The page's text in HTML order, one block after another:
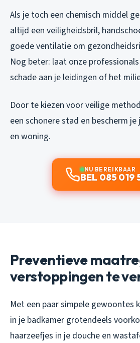
Als je toch een chemisch middel
altijd een veiligheidsbril,
goede ventilatie om
Nog beter: laat onze
schade aan je leidingen of het
Door te kiezen voor veilige
een schonere stad en bescherm
en woning.
NU BEREIKBAAR
BEL 085 019
Preventieve
verstoppingen te
Met een paar simpele gewoontes
in je badkamer grotendeels
haarzeefjes in je douche en